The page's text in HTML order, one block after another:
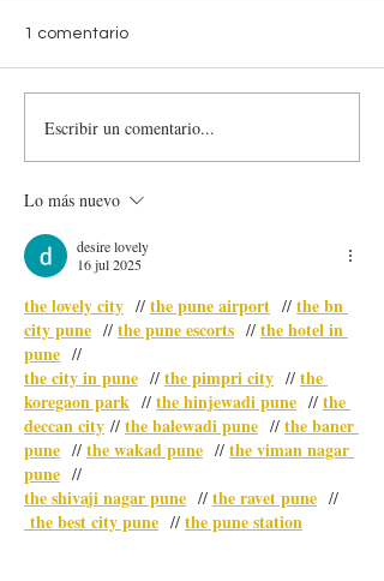
¿Qué materiales son más
1 comentario
Escribir un comentario...
Lo más nuevo
desire lovely
16 jul 2025
the lovely city // the pune airport // the bn
city pune // the pune escorts // the hotel in
pune //
the city in pune // the pimpri city // the
koregaon park // the hinjewadi pune // the
deccan city // the balewadi pune // the baner
pune // the wakad pune // the viman nagar
pune //
the shivaji nagar pune // the ravet pune //
the best city pune // the pune station